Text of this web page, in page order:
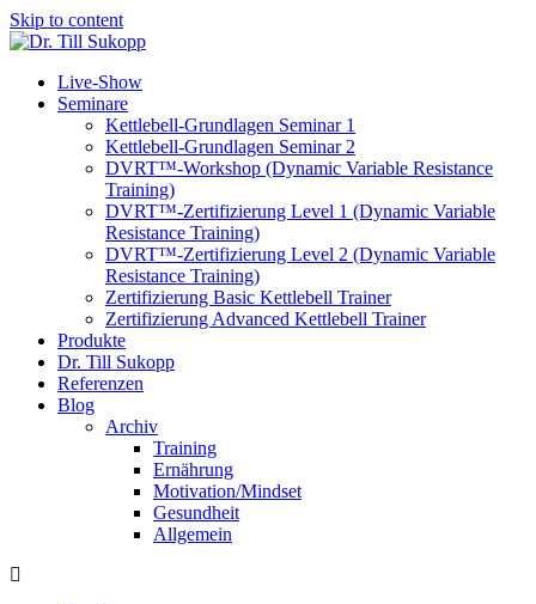
Skip to content
Live-Show
Seminare
Kettlebell-Grundlagen Seminar 1
Kettlebell-Grundlagen Seminar 2
DVRT™-Workshop (Dynamic Variable Resistance
Training)
DVRT™-Zertifizierung Level 1 (Dynamic Variable
Resistance Training)
DVRT™-Zertifizierung Level 2 (Dynamic Variable
Resistance Training)
Zertifizierung Basic Kettlebell Trainer
Zertifizierung Advanced Kettlebell Trainer
Produkte
Dr. Till Sukopp
Referenzen
Blog
Archiv
Training
Ernährung
Motivation/Mindset
Gesundheit
Allgemein